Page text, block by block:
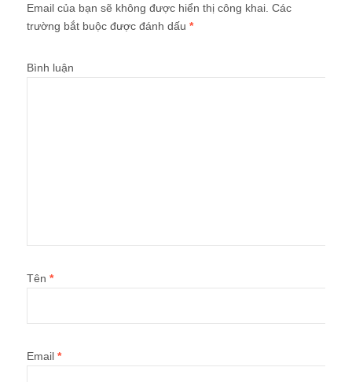
Email của bạn sẽ không được hiển thị công khai. Các
trường bắt buộc được đánh dấu *
Bình luận
Tên *
Email *